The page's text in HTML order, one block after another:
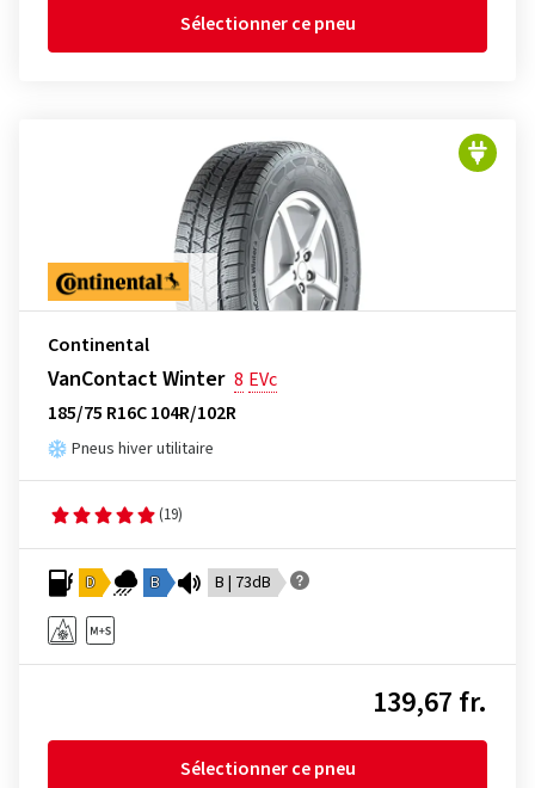
Sélectionner ce pneu
Continental
VanContact Winter 8 EVc
185/75 R16C 104R/102R
Pneus hiver utilitaire
(19)
D B B | 73dB
139,67 fr.
Sélectionner ce pneu